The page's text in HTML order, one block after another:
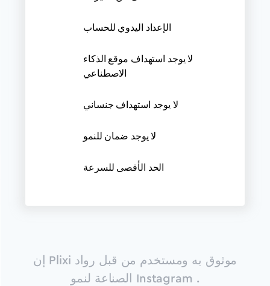
الإعداد اليدوي للحساب
لا يوجد استهداف موقع الذكاء
الاصطناعي
لا يوجد استهداف جنساني
لا يوجد ضمان للنمو
الحد الأقصى للسرعة
إن Plixi موثوق به ومستخدم من قبل رواد
الصناعة لنمو Instagram .